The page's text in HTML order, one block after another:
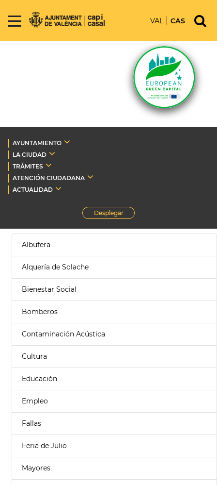
VAL CAS
AYUNTAMIENTO
LA CIUDAD
TRÁMITES
ATENCIÓN CIUDADANA
ACTUALIDAD
Desplegar
Albufera
Alquería de Solache
Bienestar Social
Bomberos
Contaminación Acústica
Cultura
Educación
Empleo
Fallas
Feria de Julio
Mayores